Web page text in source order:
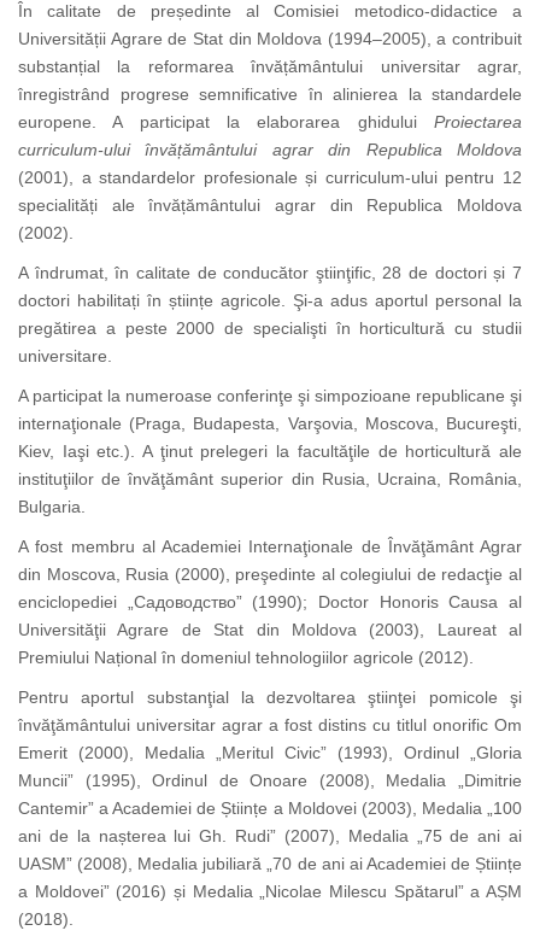
În calitate de președinte al Comisiei metodico-didactice a
Universității Agrare de Stat din Moldova (1994–2005), a contribuit
substanțial la reformarea învățământului universitar agrar,
înregistrând progrese semnificative în alinierea la standardele
europene. A participat la elaborarea ghidului Proiectarea
curriculum-ului învățământului agrar din Republica Moldova
(2001), a standardelor profesionale și curriculum-ului pentru 12
specialități ale învățământului agrar din Republica Moldova
(2002).
A îndrumat, în calitate de conducător ştiinţific, 28 de doctori și 7
doctori habilitați în științe agricole. Şi-a adus aportul personal la
pregătirea a peste 2000 de specialişti în horticultură cu studii
universitare.
A participat la numeroase conferinţe şi simpozioane republicane şi
internaţionale (Praga, Budapesta, Varşovia, Moscova, Bucureşti,
Kiev, Iaşi etc.). A ţinut prelegeri la facultăţile de horticultură ale
instituţiilor de învăţământ superior din Rusia, Ucraina, România,
Bulgaria.
A fost membru al Academiei Internaţionale de Învăţământ Agrar
din Moscova, Rusia (2000), preşedinte al colegiului de redacţie al
enciclopediei „ Садоводство” (1990); Doctor Honoris Causa al
Universităţii Agrare de Stat din Moldova (2003), Laureat al
Premiului Național în domeniul tehnologiilor agricole (2012).
Pentru aportul substanţial la dezvoltarea ştiinţei pomicole şi
învăţământului universitar agrar a fost distins cu titlul onorific Om
Emerit (2000), Medalia „Meritul Civic” (1993), Ordinul „Gloria
Muncii” (1995), Ordinul de Onoare (2008), Medalia „Dimitrie
Cantemir” a Academiei de Științe a Moldovei (2003), Medalia „100
ani de la nașterea lui Gh. Rudi” (2007), Medalia „75 de ani ai
UASM” (2008), Medalia jubiliară „70 de ani ai Academiei de Științe
a Moldovei” (2016) și Medalia „Nicolae Milescu Spătarul” a AȘM
(2018).